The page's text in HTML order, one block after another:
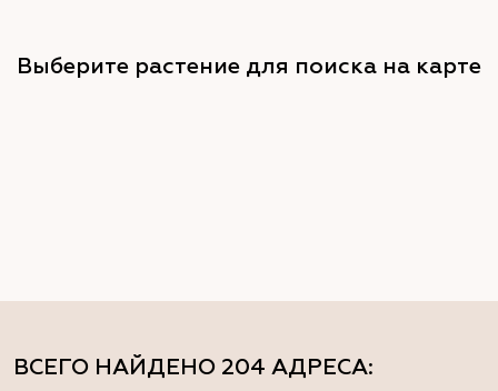
ВСЕГО НАЙДЕНО 204 АДРЕСА:
Выберите растение для поиска на карте